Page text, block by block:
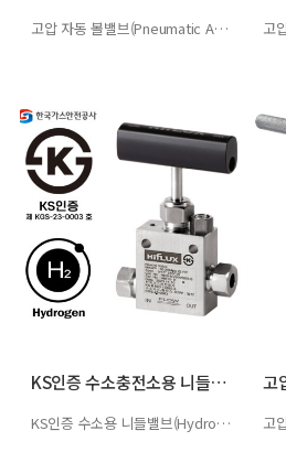
고압 자동 볼밸브(Pneumatic Actuator Ball Valve)공기압…
KS인증 수소충전소용 니들밸브(Hydroge…
KS인증 수소용 니들밸브(Hydrogen Refueling System Needl…